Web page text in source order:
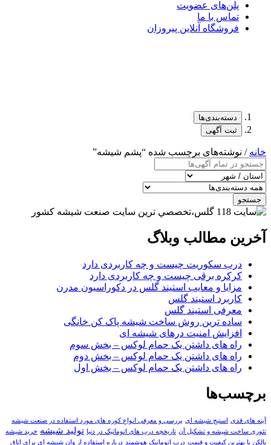
پلن‌های عضویت
تماس با ما
فروشگاه آنلاین پیروزان
دسته‌بندی‌ها
ثبت آگهی
خانه / نوشته‌های برچسب شده “پشم شیشه”
جستجو
آخرین مطالب وبلاگ
درب سکوریت چیست و چه کاربردی دارد
کرکره برقی چیست و چه کاربردی دارد
مزایا و معایب استیند گلس در دکوراسیون مدرن
کاربرد استیند گلس
معرفی استیند گلس
ساده ترین روش ساخت شیشه پاک کن خانگی
افزایش امنیت درهای شیشه ای
راه های داشتن یک حمام لوکس – بخش سوم
راه های داشتن یک حمام لوکس – بخش دوم
راه های داشتن یک حمام لوکس – بخش اول
برچسب‌ها
آینه های قدی استیج شیشه ای بررسی و معرفی انواع کوره های مورد استفاده در صنعت شیشه
تئوری ساخت شیشه و تشکیل آن تاریخچه درب های اتوماتیک در دنیا تولید شیشه خرید شیشه
بالکن با بهترین کیفیت و قیمت درب اتوماتیک هوشمند درباره استفاده از وان شیشه ای برای اتاق